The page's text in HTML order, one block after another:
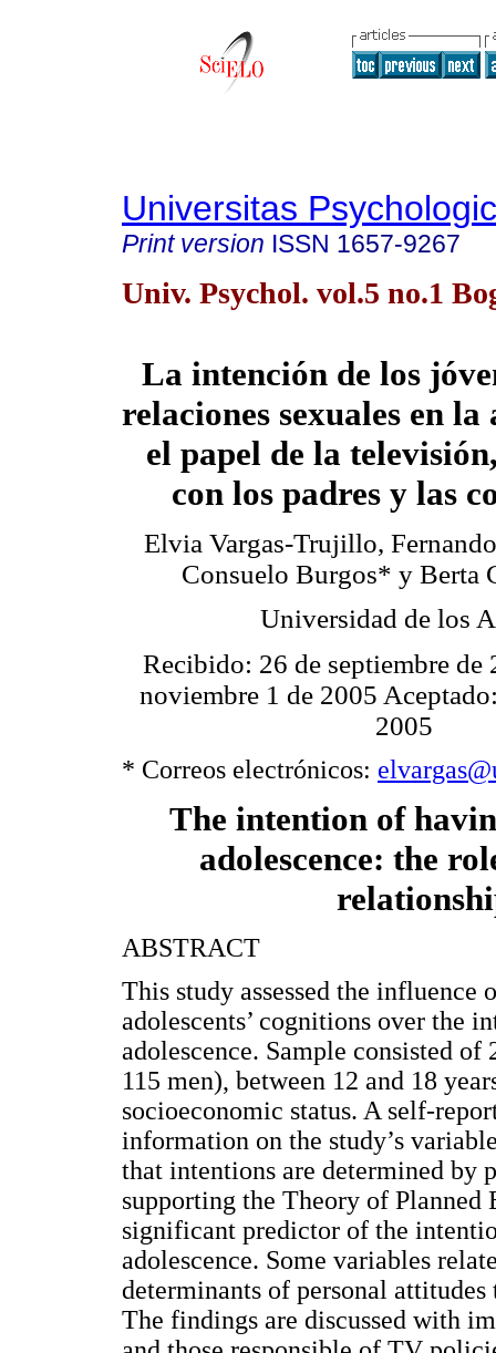
Universitas
Print version ISSN 1657-9267
Univ. Psychol. vol.5 no.1
La intención de los
relaciones sexuales en la
el papel de la
con los padres y las
Elvia Vargas-Trujillo,
Consuelo Burgos* y Berta
Universidad de los
Recibido: 26 de septiembre de
noviembre 1 de 2005
2005
* Correos electrónicos:
The intention of
adolescence: the
ABSTRACT
This study assessed the
adolescents’ cognitions over the
adolescence. Sample consisted
115 men), between 12 and 18
socioeconomic status. A self-
information on the study’s
that intentions are determined by
supporting the Theory of
significant predictor of the
adolescence. Some variables
determinants of personal
The findings are discussed with